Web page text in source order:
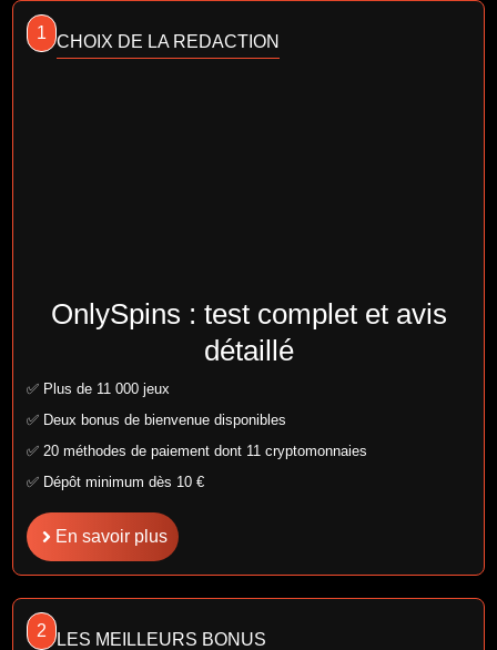
1 CHOIX DE LA REDACTION
OnlySpins : test complet et avis
détaillé
✅ Plus de 11 000 jeux
✅ Deux bonus de bienvenue disponibles
✅ 20 méthodes de paiement dont 11 cryptomonnaies
✅ Dépôt minimum dès 10 €
En savoir plus
2 LES MEILLEURS BONUS